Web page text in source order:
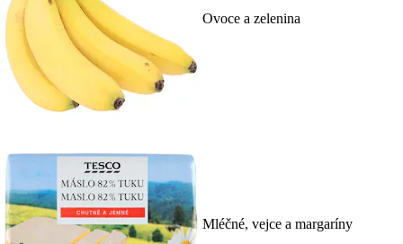
Ovoce a zelenina
Mléčné, vejce a margaríny